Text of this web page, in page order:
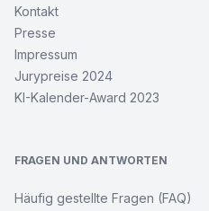
Kontakt
Presse
Impressum
Jurypreise 2024
KI-Kalender-Award 2023
FRAGEN UND ANTWORTEN
Häufig gestellte Fragen (FAQ)